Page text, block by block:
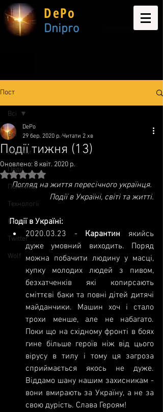
DePo
Dnipro
Пост
Всі
Новини
Події
Політика
Технології
Home
Twitter
Wolf
Всі
Події тижня (13)
DePo
29 бер. 2020 р. Читати 2 хв
Оновлено: 8 квіт. 2020 р.
Оцінка: NaN з 5 зірок.
Погляд на життя пересічного українця.
Події в Україні, світі та житті.
Події в Україні:
2020.03.23 - Карантин якийсь
дуже умовний виходить. Поряд
можна побачити людину у масці,
купку молодих людей з пивом,
безхатченків які копирсають
сміттєві баки та повні дітей дитячі
майданчики. Машин хоч і стало
трохи менше, але не набагато.
Поки що на східному фронті в боях
гине більше героїв ніж від цього
вірусу в тилу і тому ця загроза
сприймається якось не дуже.
Віддамо шану нашим захисникам -
вони вмирають за Україну, а не за
свою дурість. Слава Героям!